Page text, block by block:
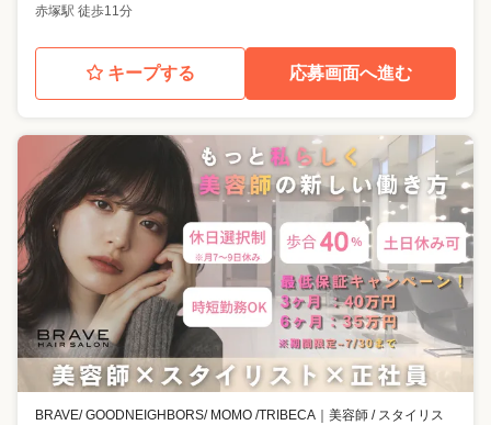
赤塚駅 徒歩11分
キープする 応募画面へ進む
BRAVE/ GOODNEIGHBORS/ MOMO /TRIBECA
美容師 / スタイリス